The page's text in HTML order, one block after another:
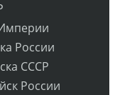
России
СССР
России